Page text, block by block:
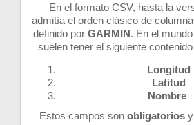
En el formato CSV, hasta la
admitía el orden clásico de
definido por GARMIN. En el
suelen tener el siguiente
Longitud
Latitud
Nombre
Estos campos son obligatoriosy